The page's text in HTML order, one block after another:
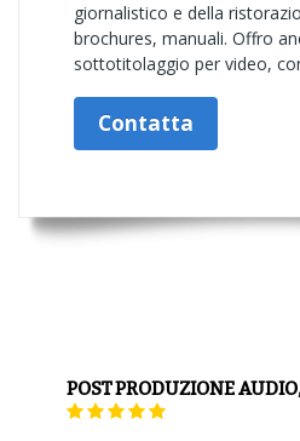
giornalistico e della
brochures, manuali. Offro
sottotitolaggio per video,
Contatta
POST PRODUZIONE